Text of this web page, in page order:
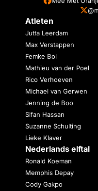
Atleten
Jutta Leerdam
Max Verstappen
Femke Bol
Mathieu van der Poel
Rico Verhoeven
Michael van Gerwen
Jenning de Boo
Sifan Hassan
Suzanne Schulting
Lieke Klaver
Nederlands elftal
Ronald Koeman
Memphis Depay
Cody Gakpo